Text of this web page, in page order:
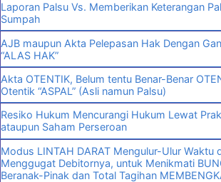
Laporan Palsu Vs. Memberikan Keterangan
Sumpah
AJB maupun Akta Pelepasan Hak Dengan
“ALAS HAK”
Akta OTENTIK, Belum tentu Benar-Benar
Otentik “ASPAL” (Asli namun Palsu)
Resiko Hukum Mencurangi Hukum Lewat
ataupun Saham Perseroan
Modus LINTAH DARAT Mengulur-Ulur Waktu
Menggugat Debitornya, untuk Menikmati
Beranak-Pinak dan Total Tagihan